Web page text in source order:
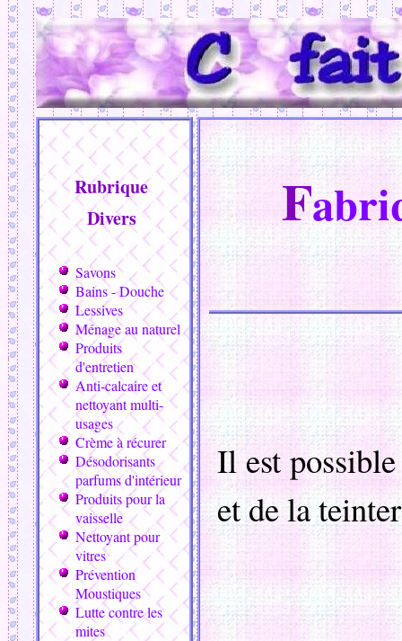
Rubrique
Divers
Savons
Bains - Douche
Lessives
Ménage au naturel
Produits
d'entretien
Anti-calcaire et
nettoyant multi-
usages
Crème à récurer
Désodorisants
parfums d'intérieur
Produits pour la
vaisselle
Nettoyant pour
vitres
Prévention
Moustiques
Lutte contre les
mites
F
Il est
et de la